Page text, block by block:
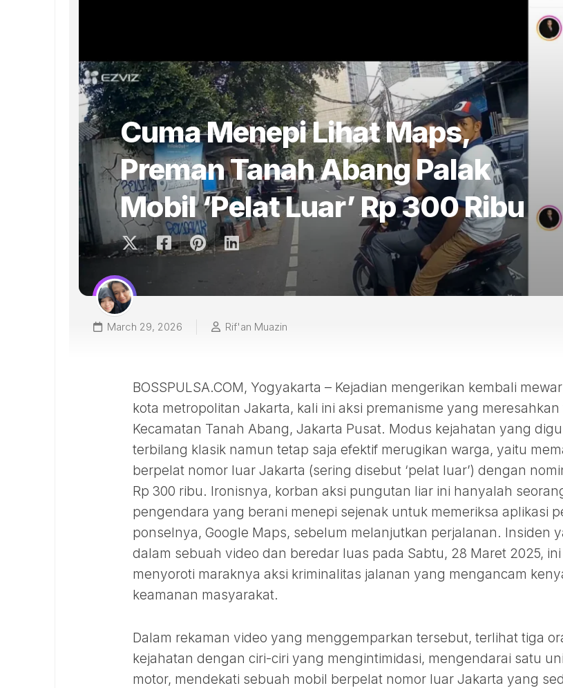
Cuma Menepi Lihat Maps,
Preman Tanah Abang Palak
Mobil ‘Pelat Luar’ Rp 300 Ribu
March 29, 2026 Rif'an Muazin
BOSSPULSA.COM, Yogyakarta – Kejadian mengerikan kembali
kota metropolitan Jakarta, kali ini aksi premanisme yang meresahkan
Kecamatan Tanah Abang, Jakarta Pusat. Modus kejahatan yang
terbilang klasik namun tetap saja efektif merugikan warga, yaitu
berpelat nomor luar Jakarta (sering disebut ‘pelat luar’) dengan
Rp 300 ribu. Ironisnya, korban aksi pungutan liar ini hanyalah
pengendara yang berani menepi sejenak untuk memeriksa aplikasi
ponselnya, Google Maps, sebelum melanjutkan perjalanan. Insiden
dalam sebuah video dan beredar luas pada Sabtu, 28 Maret 2025,
menyoroti maraknya aksi kriminalitas jalanan yang mengancam
keamanan masyarakat.
Dalam rekaman video yang menggemparkan tersebut, terlihat tiga
kejahatan dengan ciri-ciri yang mengintimidasi, mengendarai satu
motor, mendekati sebuah mobil berpelat nomor luar Jakarta yang